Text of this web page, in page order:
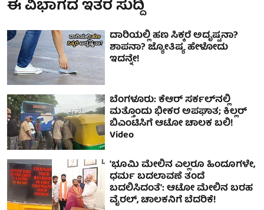
ಈ ವಿಭಾಗದ ಇತರ ಸುದ್ದಿ
ದಾರಿಯಲ್ಲಿ ಹಣ ಸಿಕ್ಕರೆ ಅದೃಷ್ಟನಾ?
ಶಾಪನಾ? ಜ್ಯೋತಿಷ್ಯ ಹೇಳೋದು
ಇದನ್ನೇ!
ಬೆಂಗಳೂರು: ಕೆಆರ್ ಸರ್ಕಲ್​​ನಲ್ಲಿ
ಮತ್ತೊಂದು ಭೀಕರ ಅಪಘಾತ; ಕಿಲ್ಲರ್
ಬಿಎಂಟಿಸಿಗೆ ಆಟೋ ಚಾಲಕ ಬಲಿ!
Video
'ಭೂಮಿ ಮೇಲಿನ ಎಲ್ಲರೂ ಹಿಂದೂಗಳೇ,
ಧರ್ಮ ಬದಲಾವಣೆ ತಂದೆ
ಬದಲಿಸಿದಂತೆ': ಆಟೋ ಮೇಲಿನ ಬರಹ
ವೈರಲ್, ಚಾಲಕನಿಗೆ ಬೆದರಿಕೆ!